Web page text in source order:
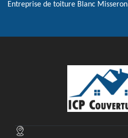
Entreprise de toiture Blanc Misseron